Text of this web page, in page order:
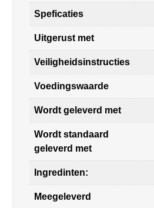
Speficaties
Uitgerust met
Veiligheidsinstructies
Voedingswaarde
Wordt geleverd met
Wordt standaard
geleverd met
Ingredinten:
Meegeleverd